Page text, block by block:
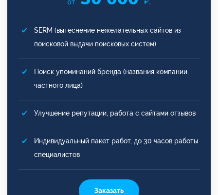
SERM (вытеснение нежелательных сайтов из
поисковой выдачи поисковых систем)
Поиск упоминаний бренда (названия компании,
частного лица)
Улучшение репутации, работа с сайтами отзывов
Индивидуальный пакет работ, до 30 часов работы
специалистов
Заказать